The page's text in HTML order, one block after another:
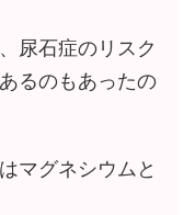
尿石症のリスク
るのもあったの
マグネシウムと